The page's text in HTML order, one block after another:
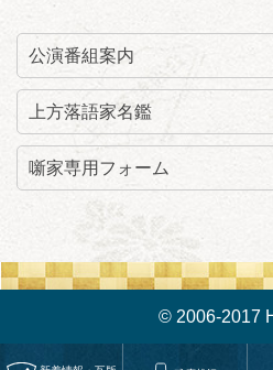
公演番組案内
上方落語家名鑑
噺家専用フォーム
© 2006-2017